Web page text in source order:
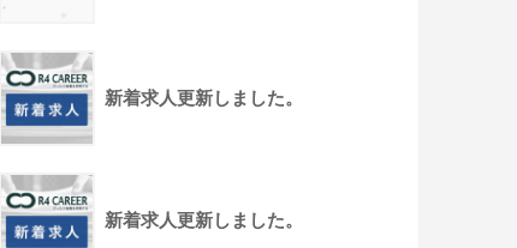
新着求人更新しました。
新着求人更新しました。